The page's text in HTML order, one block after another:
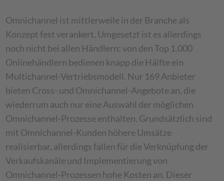
Omnichannel ist mittlerweile in der Branche als
Konzept fest verankert. Umgesetzt ist es allerdings
noch nicht bei allen Händlern: von den Top 1.000
Onlinehändlern bedienen knapp die Hälfte ein
Multichannel-Vertriebsmodell. Nur 169 Anbieter
bieten Cross- und Omnichannel-Angebote an, die
wiederrum auch nur eine Auswahl der möglichen
Omnichannel-Prozesse enthalten. Grundsätzlich sind
mit Omnichannel-Kunden höhere Umsätze
realisierbar, allerdings fallen für die Verknüpfung der
Verkaufskanäle und Implementierung von
Omnichannel-Prozessen hohe Kosten an. Dieser